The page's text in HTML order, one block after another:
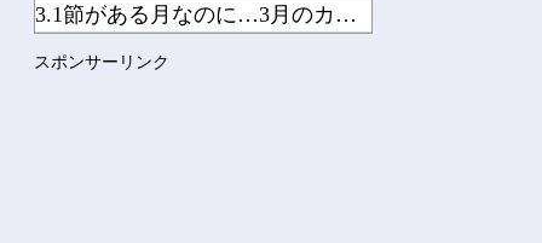
3.1節がある月なのに…3月のカレンダーに日本の富士山・大阪城・桜が描かれ物議＝...
スポンサーリンク